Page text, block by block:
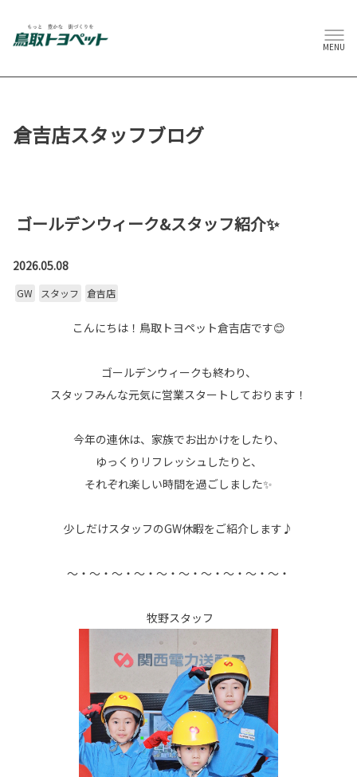
MENU
倉吉店スタッフブログ
ゴールデンウィーク&スタッフ紹介✨
2026.05.08
GW スタッフ 倉吉店
こんにちは！鳥取トヨペット倉吉店です😊
ゴールデンウィークも終わり、
スタッフみんな元気に営業スタートしております！
今年の連休は、家族でお出かけをしたり、
ゆっくりリフレッシュしたりと、
それぞれ楽しい時間を過ごしました✨
少しだけスタッフのGW休暇をご紹介します♪
〜・〜・〜・〜・〜・〜・〜・〜・〜・〜・
牧野スタッフ